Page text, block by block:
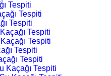
Tespiti
Tespiti
Tespiti
Tespiti
Tespiti
Tespiti
Tespiti
Kaçağı Tespiti